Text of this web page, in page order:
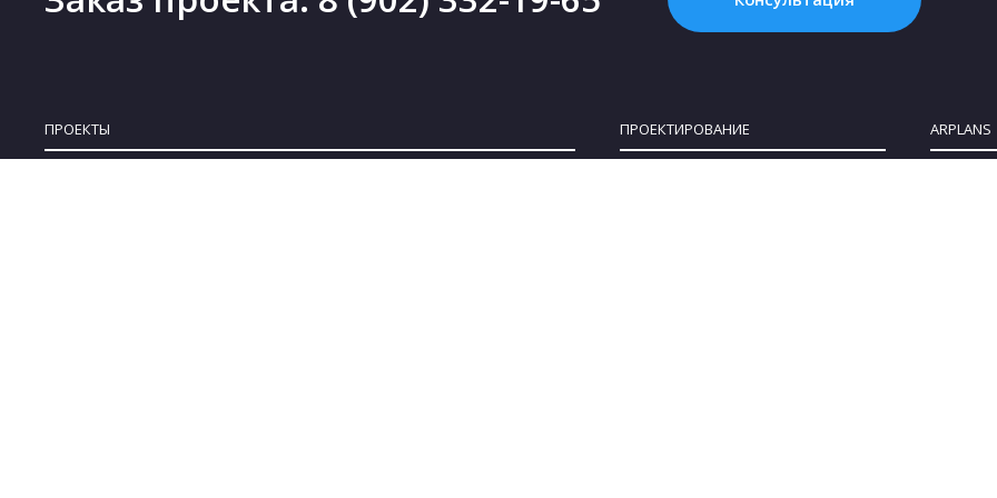
ПРОЕКТЫ ПРОЕКТИРОВАНИЕ ARPLANS